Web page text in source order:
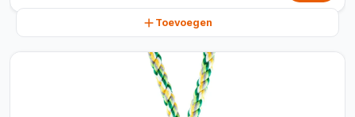
Toevoegen